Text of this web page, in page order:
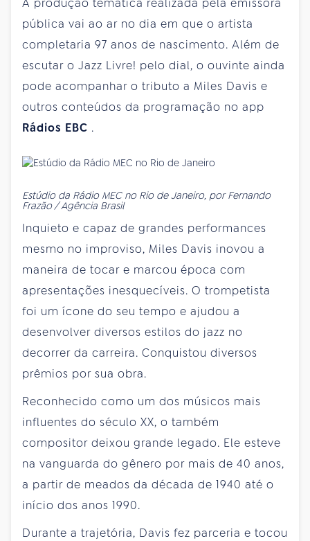
pública vai ao ar no dia em que o artista
completaria 97 anos de nascimento. Além de
escutar o Jazz Livre! pelo dial, o ouvinte ainda
pode acompanhar o tributo a Miles Davis e
outros conteúdos da programação no app
Rádios EBC .
Estúdio da Rádio MEC no Rio de Janeiro, por Fernando
Frazão / Agência Brasil
Inquieto e capaz de grandes performances
mesmo no improviso, Miles Davis inovou a
maneira de tocar e marcou época com
apresentações inesquecíveis. O trompetista
foi um ícone do seu tempo e ajudou a
desenvolver diversos estilos do jazz no
decorrer da carreira. Conquistou diversos
prêmios por sua obra.
Reconhecido como um dos músicos mais
influentes do século XX, o também
compositor deixou grande legado. Ele esteve
na vanguarda do gênero por mais de 40 anos,
a partir de meados da década de 1940 até o
início dos anos 1990.
Durante a trajetória, Davis fez parceria e tocou